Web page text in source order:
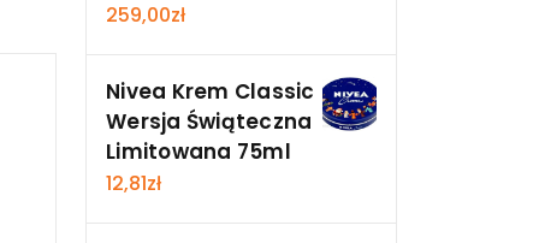
259,00zł
Nivea Krem Classic
Wersja Świąteczna
Limitowana 75ml
12,81zł